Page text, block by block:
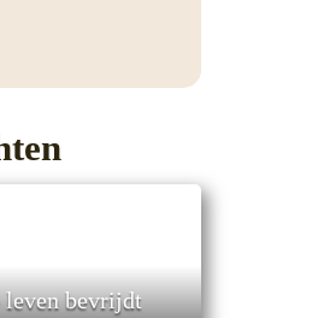
leven bevrijdt